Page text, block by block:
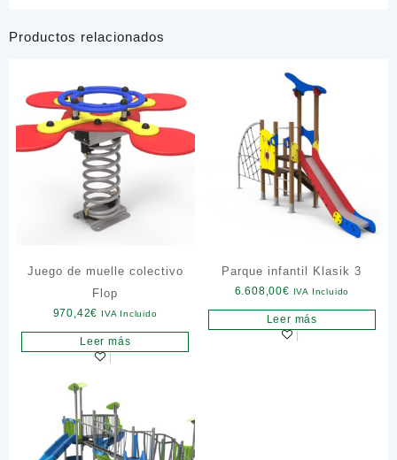
Productos relacionados
Juego de muelle colectivo
Flop
970,42€ IVA Incluido
Leer más
Parque infantil Klasik 3
6.608,00€ IVA Incluido
Leer más